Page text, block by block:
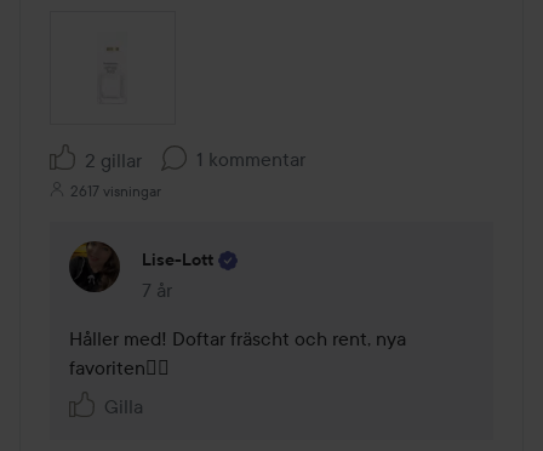
2 gillar 1 kommentar
2617 visningar
Lise-Lott
7 år
Kommentaren lades 7 år
Håller med! Doftar fräscht och rent, nya
favoriten👌🏼
Gilla